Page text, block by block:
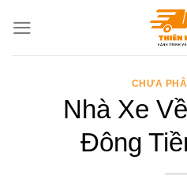
CHƯA
Nhà Xe
Đông